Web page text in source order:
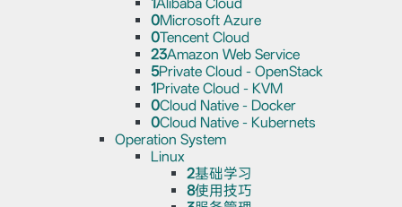
0Microsoft Azure
0Tencent Cloud
23Amazon Web Service
5Private Cloud - OpenStack
1Private Cloud - KVM
0Cloud Native - Docker
0Cloud Native - Kubernets
Operation System
Linux
2基础学习
8使用技巧